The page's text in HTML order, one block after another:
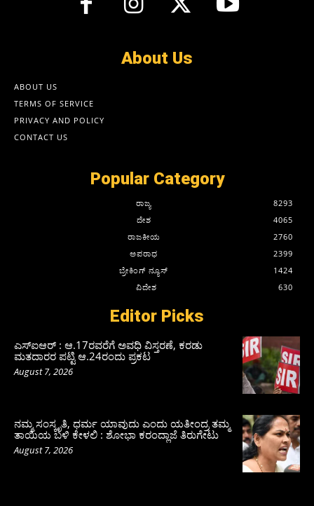
About Us
ABOUT US
TERMS OF SERVICE
PRIVACY AND POLICY
CONTACT US
Popular Category
ರಾಜ್ಯ
8293
ದೇಶ
4065
ರಾಜಕೀಯ
2760
ಅಪರಾಧ
2399
ಬ್ರೇಕಿಂಗ್ ನ್ಯೂಸ್
1424
ವಿದೇಶ
630
Editor Picks
ಎಸ್‌ಐಆರ್‌ : ಆ.17ರವರೆಗೆ ಅವಧಿ ವಿಸ್ತರಣೆ, ಕರಡು
ಮತದಾರರ ಪಟ್ಟಿ ಆ.24ರಂದು ಪ್ರಕಟ
August 7, 2026
ನಮ್ಮ ಸಂಸ್ಕೃತಿ, ಧರ್ಮ ಯಾವುದು ಎಂದು ಯತೀಂದ್ರ ತಮ್ಮ
ತಾಯಿಯ ಬಳಿ ಕೇಳಲಿ : ಶೋಭಾ ಕರಂದ್ಲಾಜೆ ತಿರುಗೇಟು
August 7, 2026